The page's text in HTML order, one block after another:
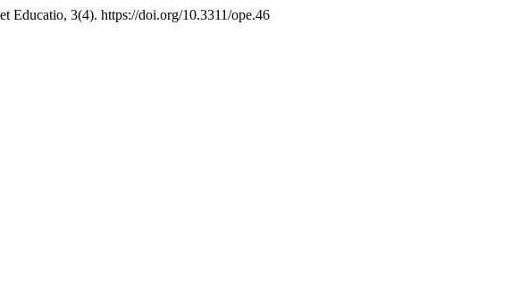
Educatio, 3(4). https://doi.org/10.3311/ope.46